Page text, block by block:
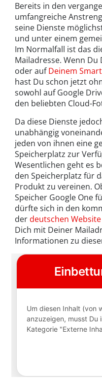
Bereits in den
umfangreiche
seine Dienste
und unter einem
Im Normalfall ist das
Mailadresse. Wenn
oder aufDeinem
hast Du schon jetzt
sowohl auf Google
den beliebten Cloud-
Da diese Dienste
unabhängig
jeden von ihnen eine
Speicherplatz zur
Wesentlichen geht es
den Speicherplatz für
Produkt zu vereinen.
Speicher Google One
dürfte sich in den
derdeutschen
Dich mit Deiner
Informationen zu